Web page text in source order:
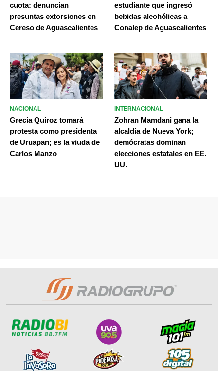
cuota: denuncian
presuntas extorsiones en
Cereso de Aguascalientes
estudiante que ingresó
bebidas alcohólicas a
Conalep de Aguascalientes
NACIONAL
Grecia Quiroz tomará
protesta como presidenta
de Uruapan; es la viuda de
Carlos Manzo
INTERNACIONAL
Zohran Mamdani gana la
alcaldía de Nueva York;
demócratas dominan
elecciones estatales en EE.
UU.